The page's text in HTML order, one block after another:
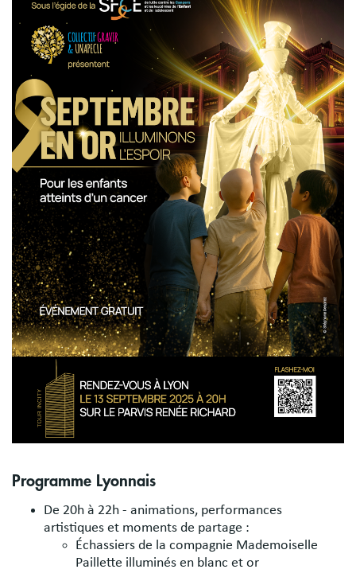
Programme Lyonnais
De 20h à 22h - animations, performances
artistiques et moments de partage :
Échassiers de la compagnie Mademoiselle
Paillette illuminés en blanc et or